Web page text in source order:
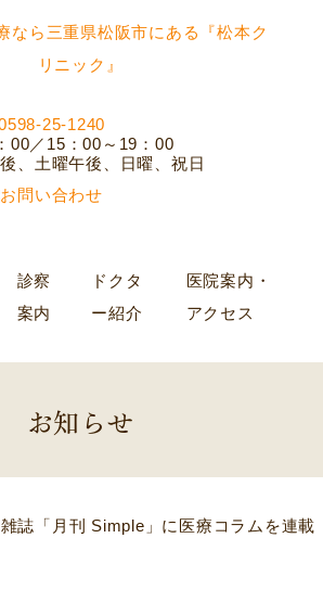
00／15：00～19：00
、土曜午後、日曜、祝日
診察
案内
ドクタ
ー紹介
医院案内・
アクセス
お知らせ
雑誌「月刊 Simple」に医療コラムを連載